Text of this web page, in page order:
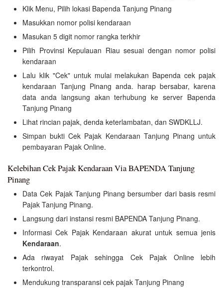
Klik Menu, Pilih lokasi Bapenda Tanjung Pinang
Masukkan nomor polisi kendaraan
Masukan 5 digit nomor rangka terkhir
Pilih Provinsi Kepulauan Riau sesuai dengan nomor polisi
kendaraan
Lalu klik "Cek" untuk mulai melakukan Bapenda cek pajak
kendaraan Tanjung Pinang anda. harap bersabar, karena
data anda langsung akan terhubung ke server Bapenda
Tanjung Pinang
Lihat rincian pajak, denda keterlambatan, dan SWDKLLJ.
Simpan bukti Cek Pajak Kendaraan Tanjung Pinang untuk
pembayaran Pajak Online.
Kelebihan Cek Pajak Kendaraan Via BAPENDA Tanjung
Pinang
Data Cek Pajak Tanjung Pinang bersumber dari basis resmi
Pajak Tanjung Pinang.
Langsung dari instansi resmi BAPENDA Tanjung Pinang.
Informasi Cek Pajak Kendaraan akurat untuk semua jenis
Kendaraan.
Ada riwayat Pajak sehingga Cek Pajak Online lebih
terkontrol.
Mendukung transparansi cek pajak Tanjung Pinang